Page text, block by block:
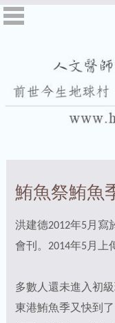
鮪魚祭鮪魚
洪建德2012年5月寫
會刊。2014年5月上
多數人還未進入初
東港鮪魚季又快到